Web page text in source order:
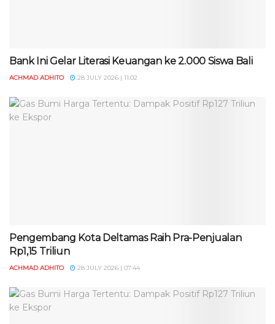
Bank Ini Gelar Literasi Keuangan ke 2.000 Siswa Bali
ACHMAD ADHITO 28 JULY 2026 | 11:02
Pengembang Kota Deltamas Raih Pra-Penjualan
Rp1,15 Triliun
ACHMAD ADHITO 28 JULY 2026 | 07:44